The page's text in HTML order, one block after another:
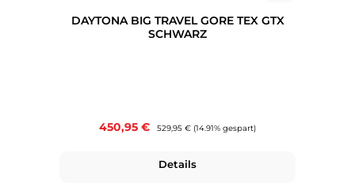
DAYTONA BIG TRAVEL GORE TEX GTX
SCHWARZ
Verkaufspreis:
450,95 € Regulärer Preis:
529,95 € (14.91% gespart)
Details